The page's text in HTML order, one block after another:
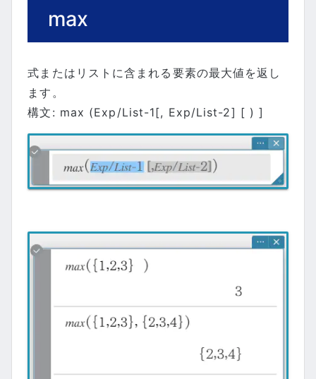
max
式またはリストに含まれる要素の最大値を返し
ます。
構文: max (Exp/List-1[, Exp/List-2] [ ) ]